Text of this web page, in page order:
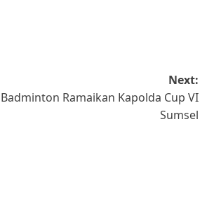
Next:
Ramaikan Kapolda Cup VI
Sumsel